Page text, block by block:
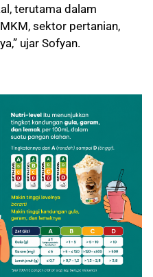
terutama dalam
sektor pertanian,
ujar Sofyan.